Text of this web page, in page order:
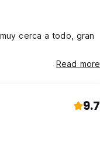
cerca a todo, gran
Read more
9.7